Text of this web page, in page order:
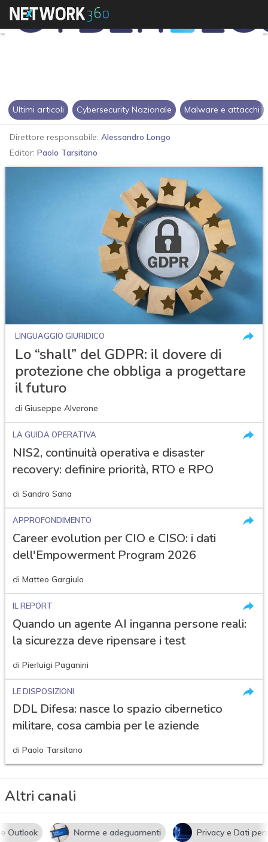
Ultimi articoli Cybersecurity Nazionale Malware e attacchi
Direttore responsabile: Alessandro Longo
Editor: Paolo Tarsitano
LINGUAGGIO GIURIDICO
Lo “shall” del GDPR: il dovere di
protezione che obbliga a progettare
il futuro
di Giuseppe Alverone
LA GUIDA OPERATIVA
NIS2, continuità operativa e disaster
recovery: definire priorità, RTO e RPO
di Sandro Sana
APPROFONDIMENTO
Career evolution per CIO e CISO: i dati
dell'Empowerment Program 2026
di Matteo Gargiulo
IL REPORT
Quando un agente AI inganna persone reali:
la sicurezza deve ripensare i test
di Pierluigi Paganini
LE DISPOSIZIONI
DDL Difesa: nasce lo spazio cibernetico
militare, cosa cambia per le aziende
di Paolo Tarsitano
Altri canali
Norme e adeguamenti Privacy e Dati